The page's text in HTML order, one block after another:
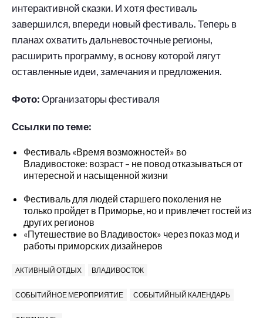
интерактивной сказки. И хотя фестиваль
завершился, впереди новый фестиваль. Теперь в
планах охватить дальневосточные регионы,
расширить программу, в основу которой лягут
оставленные идеи, замечания и предложения.
Фото:Организаторы фестиваля
Ссылки по теме:
Фестиваль «Время возможностей» во
Владивостоке: возраст – не повод отказываться от
интересной и насыщенной жизни
Фестиваль для людей старшего поколения не
только пройдет в Приморье, но и привлечет гостей из
других регионов
«Путешествие во Владивосток» через показ мод и
работы приморских дизайнеров
АКТИВНЫЙ ОТДЫХ ВЛАДИВОСТОК
СОБЫТИЙНОЕ МЕРОПРИЯТИЕ СОБЫТИЙНЫЙ КАЛЕНДАРЬ